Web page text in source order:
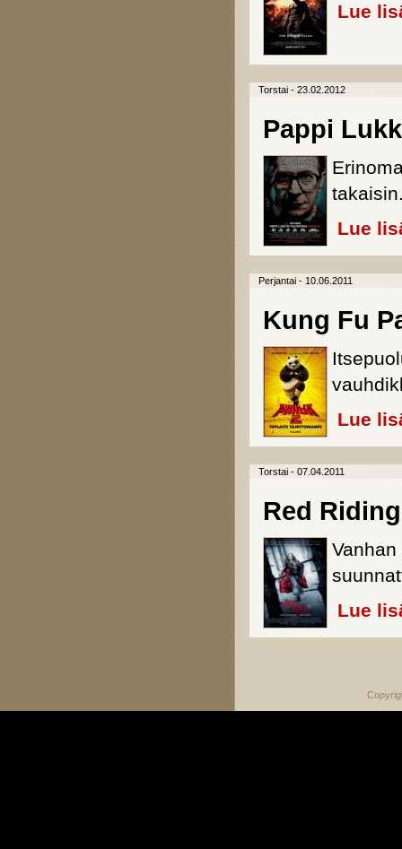
Lue
Torstai - 23.02.2012
Pappi
Lue
Perjantai - 10.06.2011
Kung Fu
Lue
Torstai - 07.04.2011
Red
Lue